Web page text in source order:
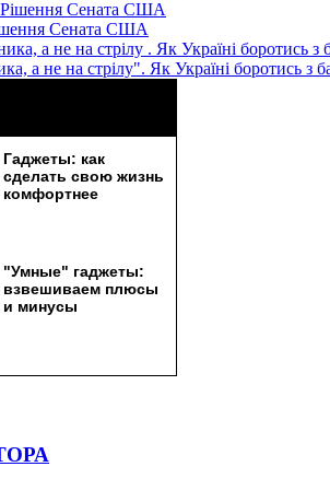
Сената США
а не на стрілу". Як Україні боротись з